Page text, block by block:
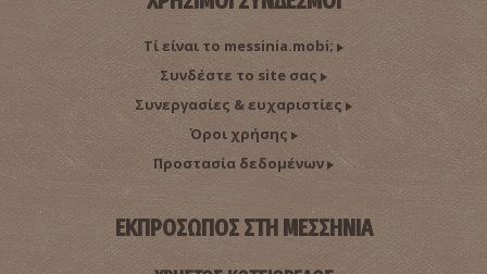
Τί είναι το messinia.mobi;
Συνδέστε το site σας
Συνεργασίες & ευχαριστίες
Όροι χρήσης
Προστασία δεδομένων
ΕΚΠΡΟΣΩΠΟΣ ΣΤΗ ΜΕΣΣΗΝΙΑ